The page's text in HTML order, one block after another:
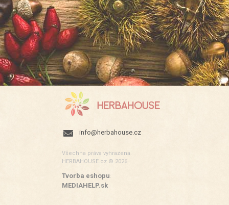
info@herbahouse.cz
Všechna práva vyhrazena.
HERBAHOUSE.cz © 2026
Tvorba eshopu:
MEDIAHELP.sk